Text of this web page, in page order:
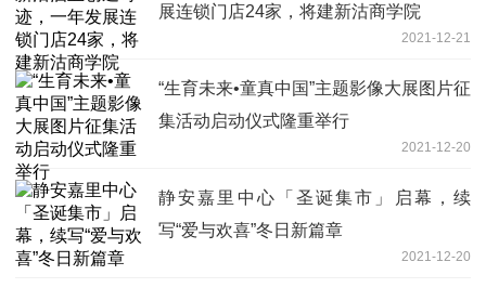
展连锁门店24家，将建新沽商学院
2021-12-21
“生育未来•童真中国”主题影像大展图片征
集活动启动仪式隆重举行
2021-12-20
静安嘉里中心「圣诞集市」启幕，续
写“爱与欢喜”冬日新篇章
2021-12-20